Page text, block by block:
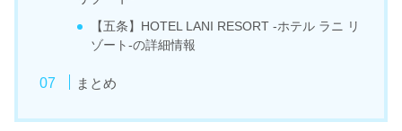
【五条】HOTEL LANI RESORT -ホテル ラニ リ
ゾート-の詳細情報
まとめ